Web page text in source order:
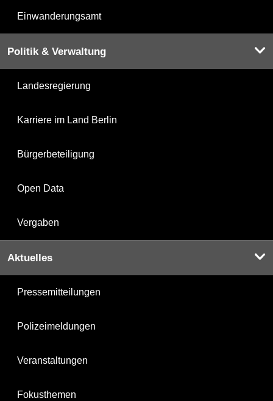
Einwanderungsamt
Politik & Verwaltung
Landesregierung
Karriere im Land Berlin
Bürgerbeteiligung
Open Data
Vergaben
Aktuelles
Pressemitteilungen
Polizeimeldungen
Veranstaltungen
Fokusthemen